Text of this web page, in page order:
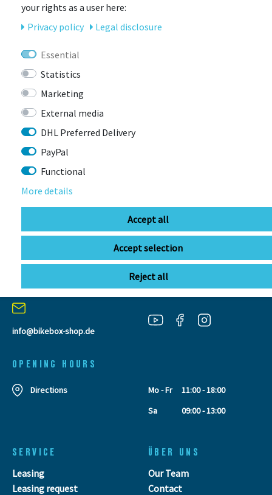
CONTACT
info@bikebox-shop.de
0741 206770-00
OPENING HOURS
Directions Mo - Fr
11:00 - 18:00
Sa
09:00 - 13:00
SERVICE
Leasing
Leasing request
ÜBER UNS
Our Team
Contact
your rights as a user here:
Privacy policy
Legal disclosure
Essential
Statistics
Marketing
External media
DHL Preferred Delivery
PayPal
Functional
More details
Accept all
Accept selection
Reject all